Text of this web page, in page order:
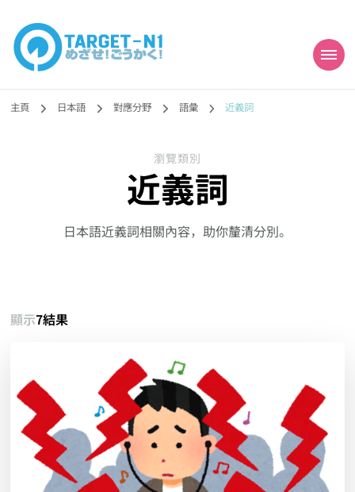
目標!!日本語能力試
N1合格
勉強コンテンツも追加予定!!】
主頁 日本語 對應分野 語彙 近義詞
瀏覽類別
近義詞
日本語近義詞相關內容，助你釐清分別。
顯示7結果